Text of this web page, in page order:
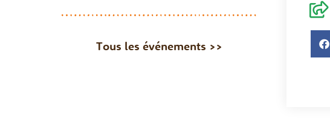
Tous les événements >>